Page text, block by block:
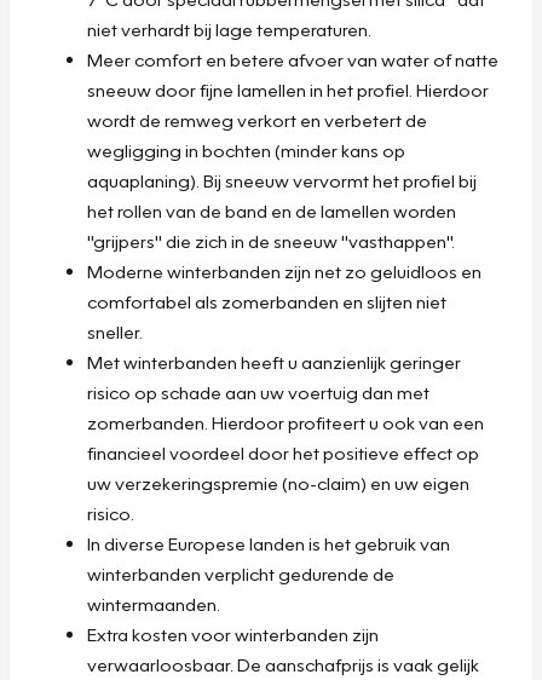
niet verhardt bij lage temperaturen.
Meer comfort en betere afvoer van water of natte
sneeuw door fijne lamellen in het profiel. Hierdoor
wordt de remweg verkort en verbetert de
wegligging in bochten (minder kans op
aquaplaning). Bij sneeuw vervormt het profiel bij
het rollen van de band en de lamellen worden
"grijpers" die zich in de sneeuw "vasthappen".
Moderne winterbanden zijn net zo geluidloos en
comfortabel als zomerbanden en slijten niet
sneller.
Met winterbanden heeft u aanzienlijk geringer
risico op schade aan uw voertuig dan met
zomerbanden. Hierdoor profiteert u ook van een
financieel voordeel door het positieve effect op
uw verzekeringspremie (no-claim) en uw eigen
risico.
In diverse Europese landen is het gebruik van
winterbanden verplicht gedurende de
wintermaanden.
Extra kosten voor winterbanden zijn
verwaarloosbaar. De aanschafprijs is vaak gelijk